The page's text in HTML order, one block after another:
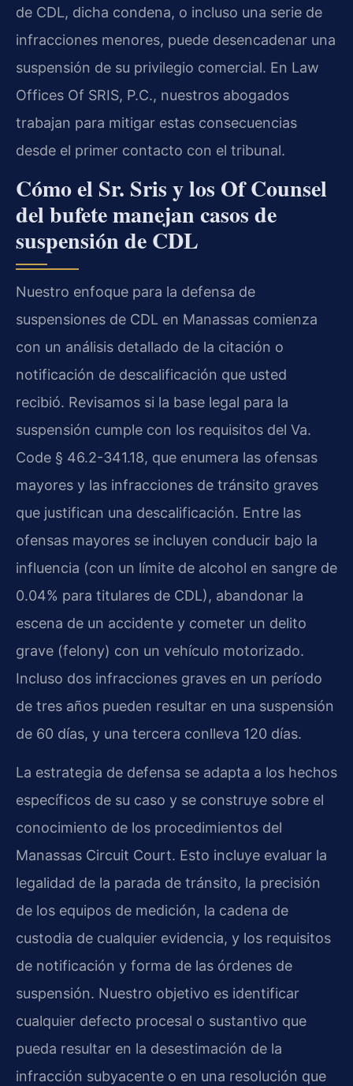
de CDL, dicha condena, o incluso una serie de
infracciones menores, puede desencadenar una
suspensión de su privilegio comercial. En Law
Offices Of SRIS, P.C., nuestros abogados
trabajan para mitigar estas consecuencias
desde el primer contacto con el tribunal.
Cómo el Sr. Sris y los Of Counsel
del bufete manejan casos de
suspensión de CDL
Nuestro enfoque para la defensa de
suspensiones de CDL en Manassas comienza
con un análisis detallado de la citación o
notificación de descalificación que usted
recibió. Revisamos si la base legal para la
suspensión cumple con los requisitos del Va.
Code § 46.2-341.18, que enumera las ofensas
mayores y las infracciones de tránsito graves
que justifican una descalificación. Entre las
ofensas mayores se incluyen conducir bajo la
influencia (con un límite de alcohol en sangre de
0.04% para titulares de CDL), abandonar la
escena de un accidente y cometer un delito
grave (felony) con un vehículo motorizado.
Incluso dos infracciones graves en un período
de tres años pueden resultar en una suspensión
de 60 días, y una tercera conlleva 120 días.
La estrategia de defensa se adapta a los hechos
específicos de su caso y se construye sobre el
conocimiento de los procedimientos del
Manassas Circuit Court. Esto incluye evaluar la
legalidad de la parada de tránsito, la precisión
de los equipos de medición, la cadena de
custodia de cualquier evidencia, y los requisitos
de notificación y forma de las órdenes de
suspensión. Nuestro objetivo es identificar
cualquier defecto procesal o sustantivo que
pueda resultar en la desestimación de la
infracción subyacente o en una resolución que